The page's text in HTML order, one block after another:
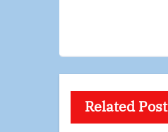
Related Post